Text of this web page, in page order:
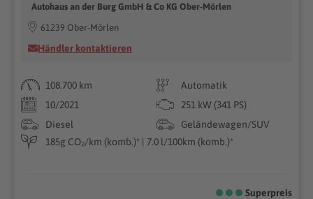
Autohaus an der Burg GmbH & Co KG Ober-Mörlen
61239 Ober-Mörlen
Händler kontaktieren
108.700 km
Automatik
10/2021
251 kW (341 PS)
Diesel
Geländewagen/SUV
185g CO₂/km (komb.)* | 7.0 l/100km (komb.)*
Superpreis